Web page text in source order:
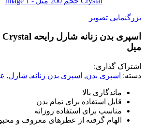
تصویر
گذاری:
اسپری بدن , اسپری بدن زنانه شارل, عطر
ماندگاری بالا
قابل استفاده برای تمام بدن
مناسب برای استفاده روزانه
الهام گرفته از عطرهای معروف و محبوب